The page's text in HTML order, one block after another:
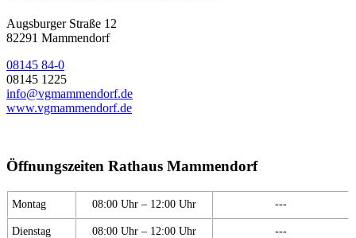
Augsburger Straße 12
82291 Mammendorf
08145 84-0
08145 1225
info@vgmammendorf.de
www.vgmammendorf.de
Öffnungszeiten Rathaus Mammendorf
Montag 08:00 Uhr – 12:00 Uhr ---
Dienstag 08:00 Uhr – 12:00 Uhr ---